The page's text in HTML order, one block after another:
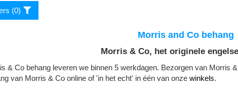
(0)
Morris and Co behang
Morris & Co, het originele
& Co behang leveren we binnen 5 werkdagen. Bezorgen van Morris
van Morris & Co online of 'in het echt' in één van onze winkels.